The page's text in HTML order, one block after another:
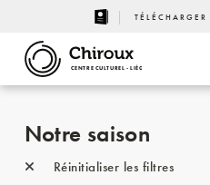
CENTRE CULTUREL - LIÈGE
Notre saison
Réinitialiser les filtres